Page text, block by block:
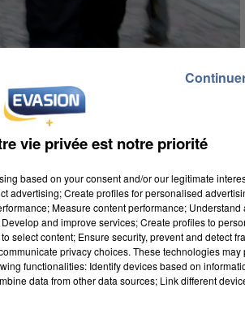
home-jacking commis près de
vie privée est notre priorité
based on your consent and/or our legitimate
advertising; Create profiles for personalised
Measure content performance; Understand
and improve services; Create profiles to
select content; Ensure security, prevent and detect
privacy choices. These technologies may
functionalities: Identify devices based on
data from other data sources; Link different